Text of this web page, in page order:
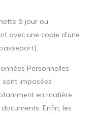
à jour ou
avec une copie d’une
Personnelles
sont imposées
en matière
Enfin, les